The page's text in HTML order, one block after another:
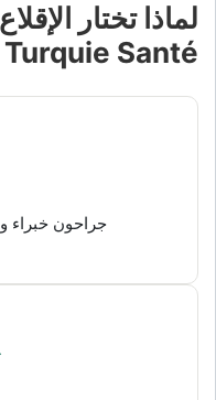
لماذا تختار
Turquie Santé ؟
جراحون خبراء